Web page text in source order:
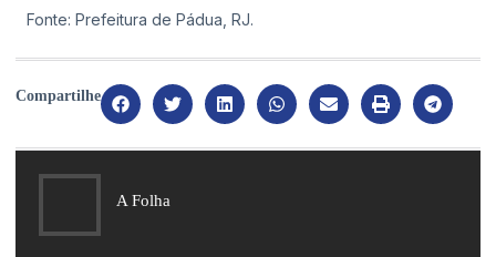
Fonte: Prefeitura de Pádua, RJ.
Compartilhe
A Folha